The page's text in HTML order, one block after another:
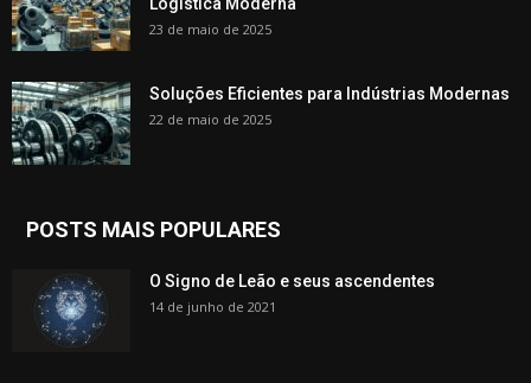
23 de maio de 2025
Soluções Eficientes para Indústrias Modernas
22 de maio de 2025
POSTS MAIS POPULARES
O Signo de Leão e seus ascendentes
14 de junho de 2021